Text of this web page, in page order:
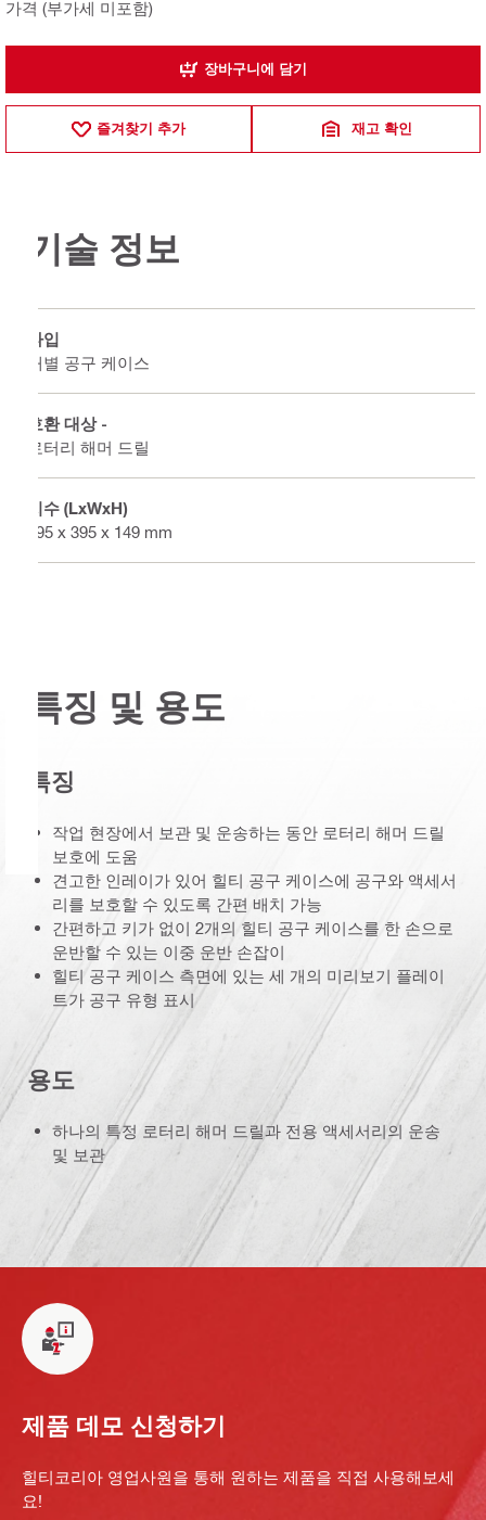
가격 (부가세 미포함)
장바구니에 담기
즐겨찾기 추가 재고 확인
기술 정보
타입
개별 공구 케이스
호환 대상 -
로터리 해머 드릴
치수 (LxWxH)
495 x 395 x 149 mm
특징 및 용도
특징
작업 현장에서 보관 및 운송하는 동안 로터리 해머 드릴
보호에 도움
견고한 인레이가 있어 힐티 공구 케이스에 공구와 액세서
리를 보호할 수 있도록 간편 배치 가능
간편하고 키가 없이 2개의 힐티 공구 케이스를 한 손으로
운반할 수 있는 이중 운반 손잡이
힐티 공구 케이스 측면에 있는 세 개의 미리보기 플레이
트가 공구 유형 표시
용도
하나의 특정 로터리 해머 드릴과 전용 액세서리의 운송
및 보관
제품 데모 신청하기
힐티코리아 영업사원을 통해 원하는 제품을 직접 사용해보세
요!